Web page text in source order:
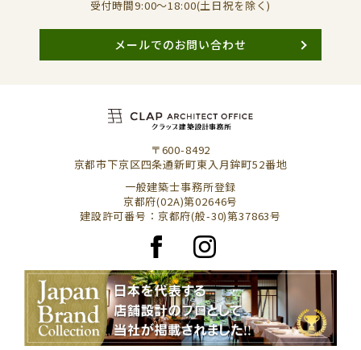
受付時間9:00〜18:00(土日祝を除く)
メールでのお問い合わせ
〒600-8492
京都市下京区四条通新町東入月鉾町52番地
一般建築士事務所登録
京都府(02A)第02646号
建設許可番号：京都府(般-30)第37863号